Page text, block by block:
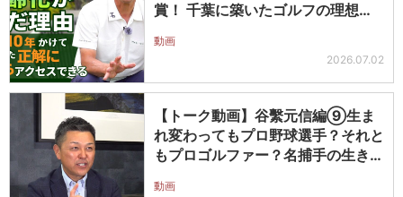
賞！ 千葉に築いたゴルフの理想郷
動画
2026.07.02
【トーク動画】谷繫元信編⑨生ま
れ変わってもプロ野球選手？それと
もプロゴルファー？名捕手の生き様
動画